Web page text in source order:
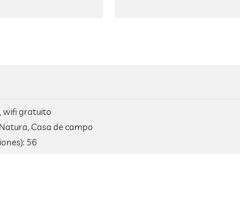
wifi gratuito
Casa de campo
56